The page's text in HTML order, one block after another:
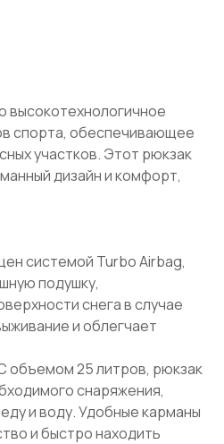
высокотехнологичное
спорта, обеспечивающее
участков. Этот рюкзак
дизайн и комфорт,
системой Turbo Airbag,
подушку,
снега в случае
и облегчает
объемом 25 литров, рюкзак
снаряжения,
и воду. Удобные карманы
и быстро находить